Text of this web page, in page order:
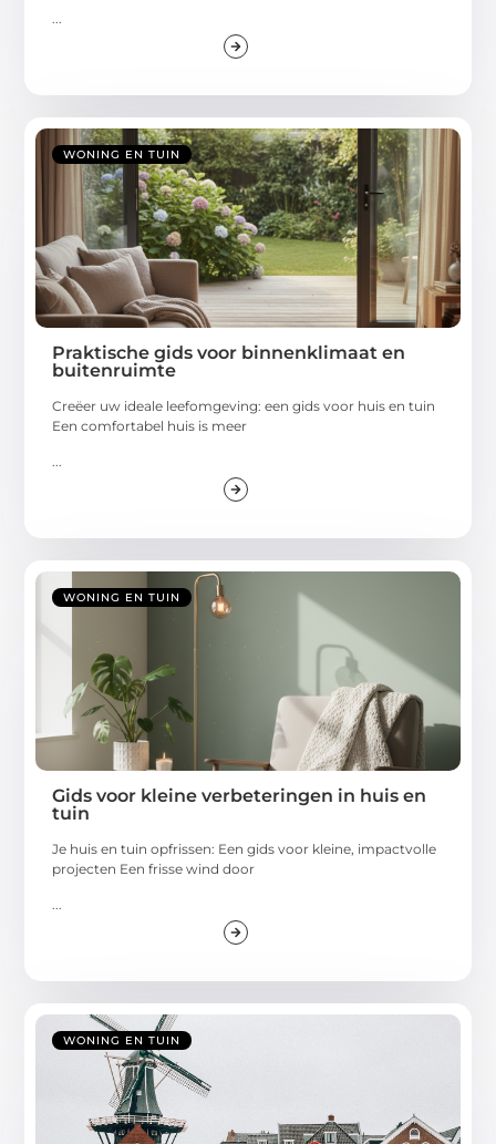
...
WONING EN TUIN
Praktische gids voor binnenklimaat en
buitenruimte
Creëer uw ideale leefomgeving: een gids voor huis en tuin
Een comfortabel huis is meer
...
WONING EN TUIN
Gids voor kleine verbeteringen in huis en
tuin
Je huis en tuin opfrissen: Een gids voor kleine, impactvolle
projecten Een frisse wind door
...
WONING EN TUIN